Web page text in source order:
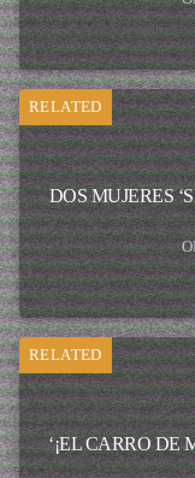
RELATED
DOS MUJERES
RELATED
‘¡EL CARRO DE